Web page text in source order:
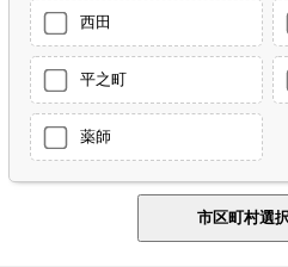
西田
平之町
薬師